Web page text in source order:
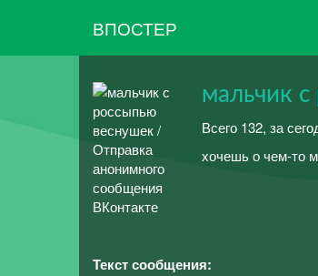
ВПОСТЕР
мальчик
Всего 132, за
хочешь о чем-то
Текст сообщения: